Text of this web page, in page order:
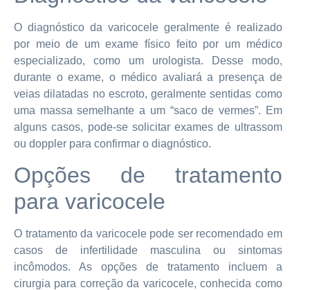
O diagnóstico da varicocele geralmente é realizado
por meio de um exame físico feito por um médico
especializado, como um urologista. Desse modo,
durante o exame, o médico avaliará a presença de
veias dilatadas no escroto, geralmente sentidas como
uma massa semelhante a um “saco de vermes”. Em
alguns casos, pode-se solicitar exames de ultrassom
ou doppler para confirmar o diagnóstico.
Opções de tratamento
para varicocele
O tratamento da varicocele pode ser recomendado em
casos de infertilidade masculina ou sintomas
incômodos. As opções de tratamento incluem a
cirurgia para correção da varicocele, conhecida como